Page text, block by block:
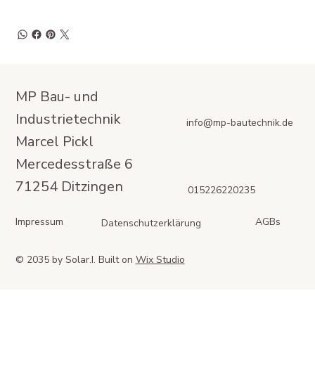
MP Bau- und
Industrietechnik
Marcel Pickl
Mercedesstraße 6
71254 Ditzingen
info@mp-bautechnik.de
015226220235
Impressum Datenschutzerklärung AGBs
© 2035 by Solar.I. Built on Wix Studio